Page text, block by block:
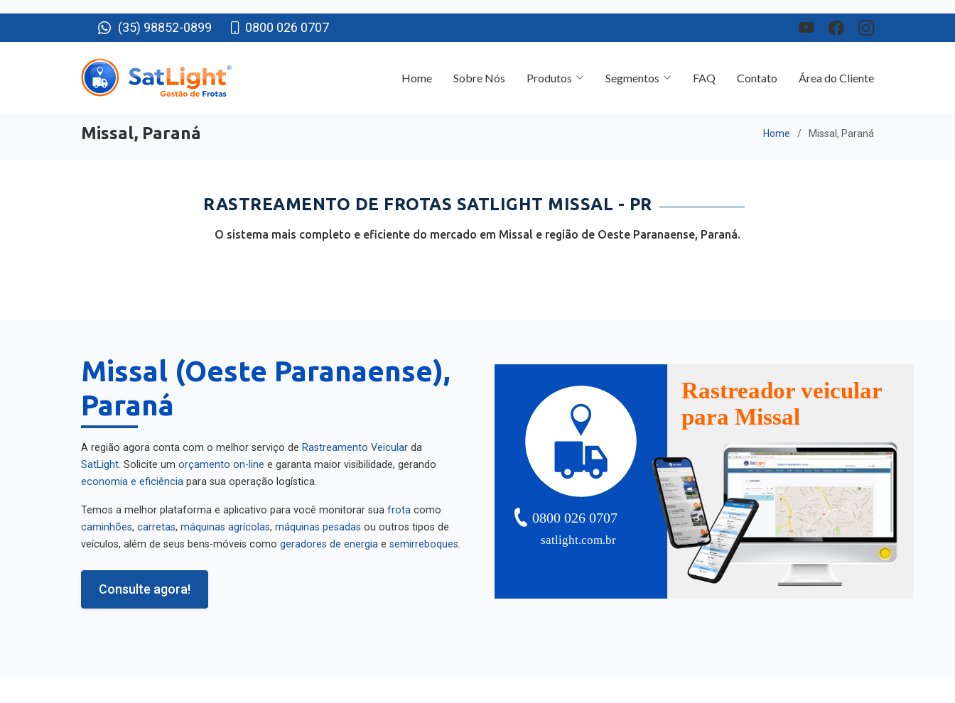
(35) 98852-0899 0800 026 0707
Missal, Paraná
RASTREAMENTO DE FROTAS SATLIGHT MISSAL - PR
O sistema mais completo e eficiente do mercado em Missal e região de Oeste Paranaense, Paraná.
Missal (Oeste Paranaense),
Paraná
A região agora conta com o melhor serviço de Rastreamento Veicular
da
SatLight
. Solicite um orçamento on-line
e garanta maior visibilidade, gerando
economia e eficiência
para sua operação logística.
Temos a melhor plataforma e aplicativo para você monitorar sua frota
caminhões
máquinas agrícolas máquinas pesadas
ou outros tipos de
veículos, além de seus bens-móveis como
geradores de energia semirreboques
Consulte agora!
satlight.com.br
0800 026 0707
Rastreador veicular
para Missal